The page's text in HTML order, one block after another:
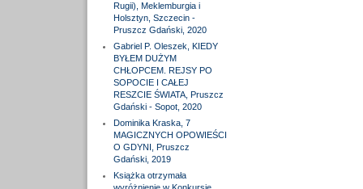
Rugii), Meklemburgia i
Holsztyn, Szczecin -
Pruszcz Gdański, 2020
Gabriel P. Oleszek, KIEDY
BYŁEM DUŻYM
CHŁOPCEM. REJSY PO
SOPOCIE I CAŁEJ
RESZCIE ŚWIATA, Pruszcz
Gdański - Sopot, 2020
Dominika Kraska, 7
MAGICZNYCH OPOWIEŚCI
O GDYNI, Pruszcz
Gdański, 2019
Książka otrzymała